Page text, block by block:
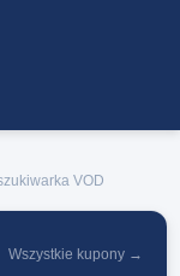
VOD
Wszystkie kupony →